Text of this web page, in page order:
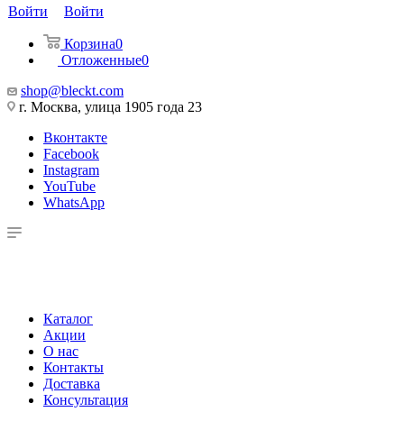
Войти
Войти
Корзина0
Отложенные0
shop@bleckt.com
г. Москва, улица 1905 года 23
Вконтакте
Facebook
Instagram
YouTube
WhatsApp
Каталог
Акции
О нас
Контакты
Доставка
Консультация